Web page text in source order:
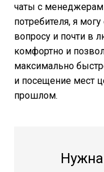
чаты с
потребителя, я
вопросу и почти в
комфортно и
максимально
и посещение мест
прошлом.